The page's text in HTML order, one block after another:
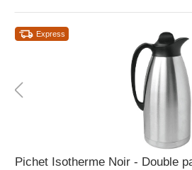
Express
Pichet Isotherme Noir - Double